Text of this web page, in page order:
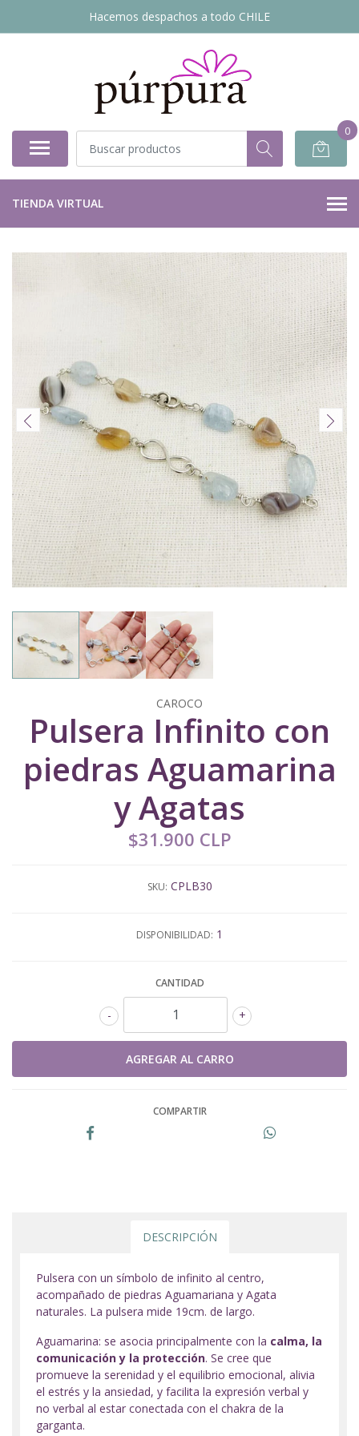
Hacemos despachos a todo CHILE
0
TIENDA VIRTUAL
CAROCO
Pulsera Infinito con
piedras Aguamarina
y Agatas
$31.900 CLP
SKU: CPLB30
DISPONIBILIDAD: 1
CANTIDAD
+
-
COMPARTIR
DESCRIPCIÓN
Pulsera con un símbolo de infinito al centro,
acompañado de piedras Aguamariana y Agata
naturales. La pulsera mide 19cm. de largo.
Aguamarina: se asocia principalmente con la calma, la
comunicación y la protección. Se cree que
promueve la serenidad y el equilibrio emocional, alivia
el estrés y la ansiedad, y facilita la expresión verbal y
no verbal al estar conectada con el chakra de la
garganta.